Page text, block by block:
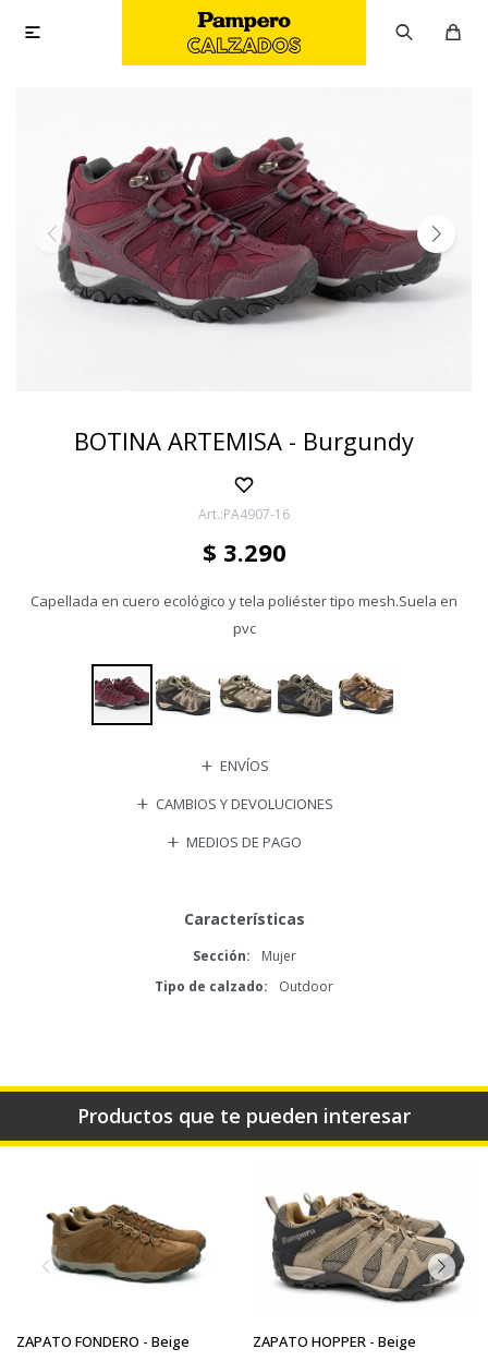

BOTINA ARTEMISA - Burgundy
PA4907-16
$ 3.290
Capellada en cuero ecológico y tela poliéster tipo mesh.Suela en
pvc
ENVÍOS
CAMBIOS Y DEVOLUCIONES
MEDIOS DE PAGO
Características
Sección
Mujer
Tipo de calzado
Outdoor
Productos que te pueden interesar
ZAPATO FONDERO - Beige ZAPATO HOPPER - Beige